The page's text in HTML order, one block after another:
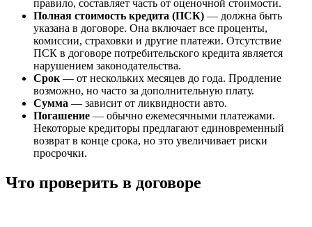
правило, составляет часть от оценочной стоимости.
Полная стоимость кредита (ПСК) — должна быть
указана в договоре. Она включает все проценты,
комиссии, страховки и другие платежи. Отсутствие
ПСК в договоре потребительского кредита является
нарушением законодательства.
Срок — от нескольких месяцев до года. Продление
возможно, но часто за дополнительную плату.
Сумма — зависит от ликвидности авто.
Погашение — обычно ежемесячными платежами.
Некоторые кредиторы предлагают единовременный
возврат в конце срока, но это увеличивает риски
просрочки.
Что проверить в договоре